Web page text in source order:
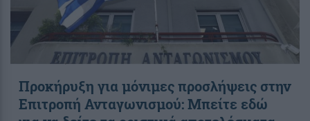
Προκήρυξη για μόνιμες προσλήψεις στην
Επιτροπή Ανταγωνισμού: Μπείτε εδώ